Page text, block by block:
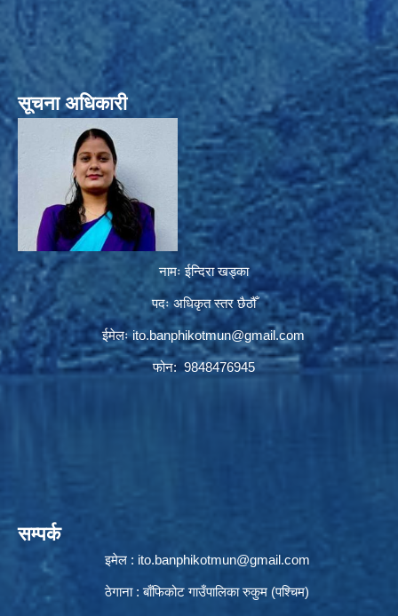
सूचना अधिकारी
नामः ईन्दिरा खड्का
पदः अधिकृत स्तर छैठौँ
ईमेलःito.banphikotmun@gmail.com
फोन: 9848476945
सम्पर्क
इमेल : ito.banphikotmun@gmail.com
ठेगाना : बाँफिकोट गाउँपालिका रुकुम (पश्चिम)